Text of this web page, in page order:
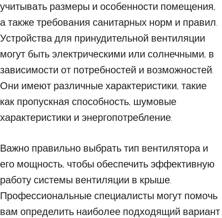
учитывать размеры и особенности помещения,
а также требования санитарных норм и правил.
Устройства для принудительной вентиляции
могут быть электрическими или солнечными, в
зависимости от потребностей и возможностей.
Они имеют различные характеристики, такие
как пропускная способность, шумовые
характеристики и энергопотребление.
Важно правильно выбрать тип вентилятора и
его мощность, чтобы обеспечить эффективную
работу системы вентиляции в крыше.
Профессиональные специалисты могут помочь
вам определить наиболее подходящий вариант